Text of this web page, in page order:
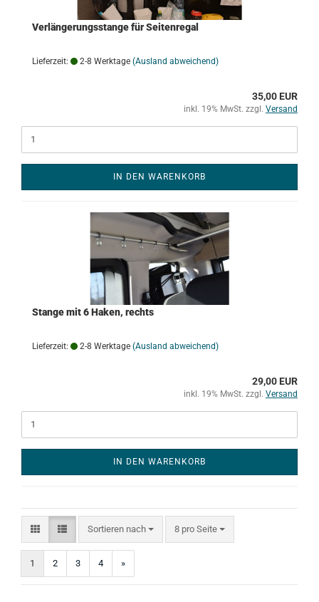
Verlängerungsstange für Seitenregal
Lieferzeit: 2-8 Werktage (Ausland abweichend)
35,00 EUR
inkl. 19% MwSt. zzgl. Versand
IN DEN WARENKORB
Stange mit 6 Haken, rechts
Lieferzeit: 2-8 Werktage (Ausland abweichend)
29,00 EUR
inkl. 19% MwSt. zzgl. Versand
IN DEN WARENKORB
Sortieren nach
Sortieren nach 8 pro Seite
pro Seite
1 2 3 4 »